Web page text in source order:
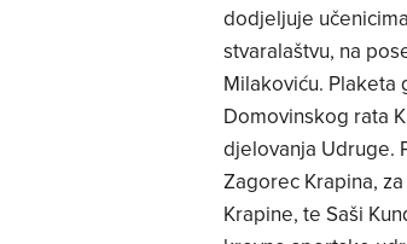
dodjeljuje
stvaralaštvu, na
Milakoviću. Plaketa
Domovinskog rata
djelovanja Udruge.
Zagorec Krapina,
Krapine, te Saši